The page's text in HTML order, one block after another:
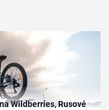
Wildberries, Rusové